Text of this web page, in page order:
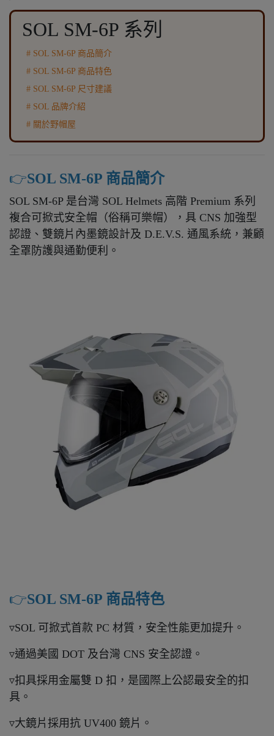
SOL SM-6P 系列
# SOL SM-6P 商品簡介
# SOL SM-6P 商品特色
# SOL SM-6P 尺寸建議
# SOL 品牌介紹
# 關於野帽屋
👉️SOL SM-6P 商品簡介
SOL SM-6P 是台灣 SOL Helmets 高階 Premium 系列
複合可掀式安全帽（俗稱可樂帽），具 CNS 加強型
認證、雙鏡片內墨鏡設計及 D.E.V.S. 通風系統，兼顧
全罩防護與通勤便利。
👉️SOL SM-6P 商品特色
▿SOL 可掀式首款 PC 材質，安全性能更加提升。
▿通過美國 DOT 及台灣 CNS 安全認證。
▿扣具採用金屬雙 D 扣，是國際上公認最安全的扣
具。
▿大鏡片採用抗 UV400 鏡片。